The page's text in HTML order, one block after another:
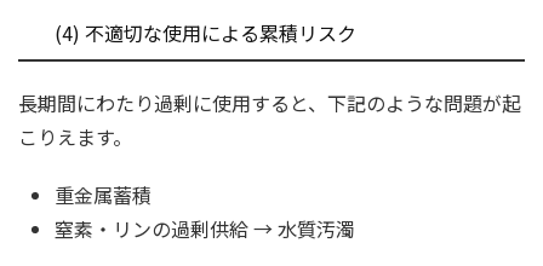
(4) 不適切な使用による累積リスク
長期間にわたり過剰に使用すると、下記のような問題が起
こりえます。
重金属蓄積
窒素・リンの過剰供給 → 水質汚濁